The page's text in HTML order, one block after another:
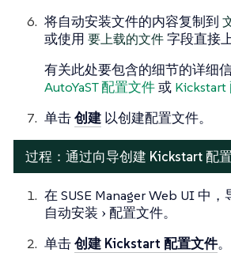
将自动安装文件的内容复制到
或使用 要上载的文件字段直接
有关此处要包含的细节的详细
AutoYaST 配置文件或 Kickstart
单击创建 以创建配置文件。
过程：通过向导创建 Kickstart 配
在 SUSE Manager Web UI 中，
自动安装
配置文件。
单击创建 Kickstart 配置文件。